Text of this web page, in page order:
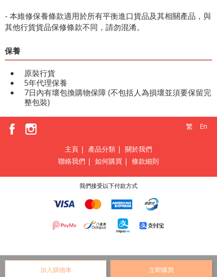
加入購物車 立即購買
- 本維修保養條款適用於所有平衡進口貨品及其相關產品，與
其他行貨貨品保修條款不同，請勿混淆。
保養
原裝行貨
5年代理保養
7日內有壞包換購物保障 (不包括人為損壞並須要保留完
整包裝)
繁 En
主頁 | 產品分類 | 關於我們
聯絡我們 | 如何購買 | 條款細則
我們接受以下付款方式